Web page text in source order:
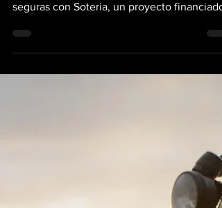
inteligente para
proteger a peatones
y ciclistas
accidentes de tránsito urbanos mediante
inteligencia artificial. Además, utiliza análisis
de datos y soluciones tecnológicas